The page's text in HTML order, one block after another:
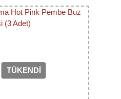
TÜKENDİ